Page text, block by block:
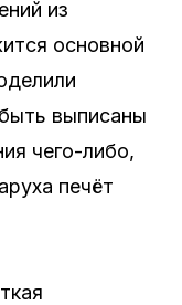
из
основной
выписаны
чего-либо,
печёт